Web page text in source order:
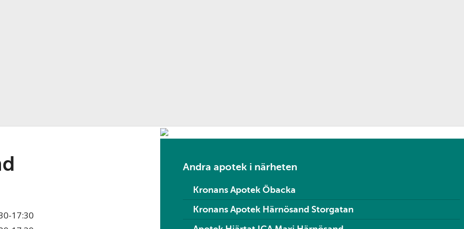
17:30
Andra apotek i närheten
Kronans Apotek Öbacka
Kronans Apotek Härnösand Storgatan